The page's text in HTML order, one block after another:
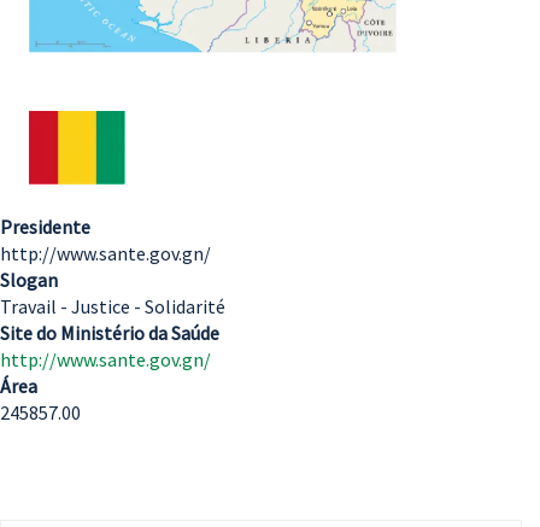
Presidente
http://www.sante.gov.gn/
Slogan
Travail - Justice - Solidarité
Site do Ministério da Saúde
http://www.sante.gov.gn/
Área
245857.00